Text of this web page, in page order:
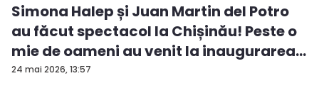
24 mai 2026, 13:57
Simona Halep și Juan Martin del Potro
au făcut spectacol la Chișinău! Peste o
mie de oameni au venit la inaugurarea
...